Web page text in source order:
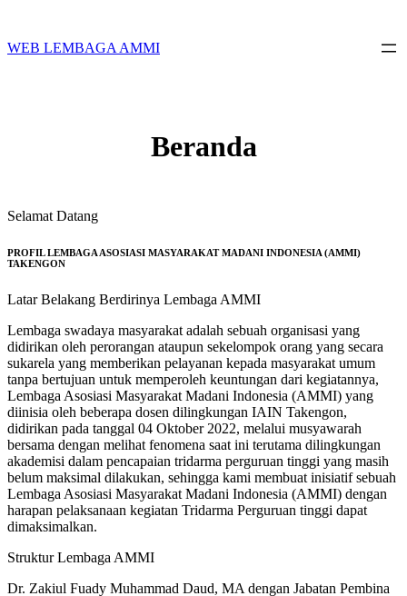
content
WEB LEMBAGA AMMI
Beranda
Selamat Datang
PROFIL LEMBAGA ASOSIASI MASYARAKAT MADANI INDONESIA (AMMI)
TAKENGON
Latar Belakang Berdirinya Lembaga AMMI
Lembaga swadaya masyarakat adalah sebuah organisasi yang
didirikan oleh perorangan ataupun sekelompok orang yang secara
sukarela yang memberikan pelayanan kepada masyarakat umum
tanpa bertujuan untuk memperoleh keuntungan dari kegiatannya,
Lembaga Asosiasi Masyarakat Madani Indonesia (AMMI) yang
diinisia oleh beberapa dosen dilingkungan IAIN Takengon,
didirikan pada tanggal 04 Oktober 2022, melalui musyawarah
bersama dengan melihat fenomena saat ini terutama dilingkungan
akademisi dalam pencapaian tridarma perguruan tinggi yang masih
belum maksimal dilakukan, sehingga kami membuat inisiatif sebuah
Lembaga Asosiasi Masyarakat Madani Indonesia (AMMI) dengan
harapan pelaksanaan kegiatan Tridarma Perguruan tinggi dapat
dimaksimalkan.
Struktur Lembaga AMMI
Dr. Zakiul Fuady Muhammad Daud, MA dengan Jabatan Pembina